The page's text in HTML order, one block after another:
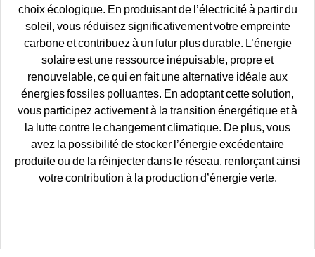
choix écologique. En produisant de l’électricité à partir du
soleil, vous réduisez significativement votre empreinte
carbone et contribuez à un futur plus durable. L’énergie
solaire est une ressource inépuisable, propre et
renouvelable, ce qui en fait une alternative idéale aux
énergies fossiles polluantes. En adoptant cette solution,
vous participez activement à la transition énergétique et à
la lutte contre le changement climatique. De plus, vous
avez la possibilité de stocker l’énergie excédentaire
produite ou de la réinjecter dans le réseau, renforçant ainsi
votre contribution à la production d’énergie verte.